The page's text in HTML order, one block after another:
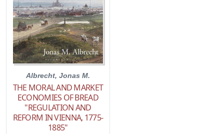
Albrecht, Jonas M.
THE MORAL AND MARKET
ECONOMIES OF BREAD
"REGULATION AND
REFORM IN VIENNA, 1775-
1885"